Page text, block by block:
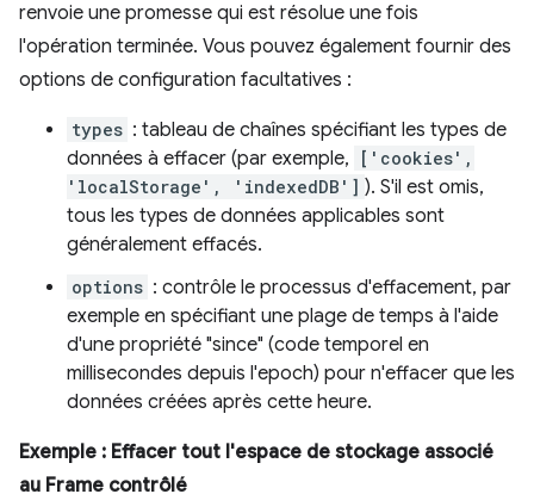
renvoie une promesse qui est résolue une fois
l'opération terminée. Vous pouvez également fournir des
options de configuration facultatives :
types : tableau de chaînes spécifiant les types de
données à effacer (par exemple,
['cookies',
'localStorage', 'indexedDB'] ). S'il est omis,
tous les types de données applicables sont
généralement effacés.
options : contrôle le processus d'effacement, par
exemple en spécifiant une plage de temps à l'aide
d'une propriété "since" (code temporel en
millisecondes depuis l'epoch) pour n'effacer que les
données créées après cette heure.
Exemple : Effacer tout l'espace de stockage associé
au Frame contrôlé